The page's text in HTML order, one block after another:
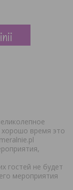
время это
гостей не будет
мероприятия